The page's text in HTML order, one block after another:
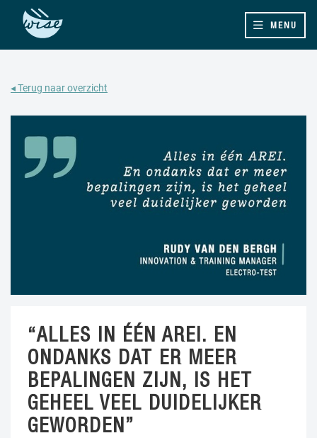
MENU
◂ Terug naar overzicht
“ALLES IN ÉÉN AREI. EN
ONDANKS DAT ER MEER
BEPALINGEN ZIJN, IS HET
GEHEEL VEEL DUIDELIJKER
GEWORDEN”